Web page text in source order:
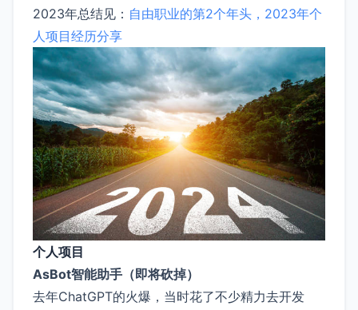
2023年总结见： 自由职业的第2个年头，2023年个
人项目经历分享
个人项目
AsBot智能助手（即将砍掉）
去年ChatGPT的火爆，当时花了不少精力去开发